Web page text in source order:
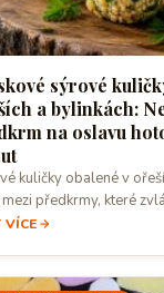
sýrové
a bylinkách:
na oslavu
kuličky obalené v
předkrmy, které
VÍCE